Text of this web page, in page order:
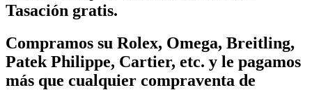
Tasación gratis.
Compramos su Rolex, Omega, Breitling,
Patek Philippe, Cartier, etc. y le pagamos
más que cualquier compraventa de